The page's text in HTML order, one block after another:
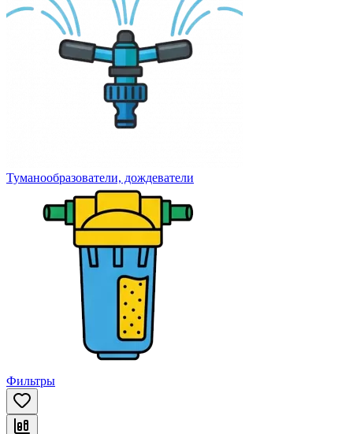
Туманообразователи, дождеватели
Фильтры